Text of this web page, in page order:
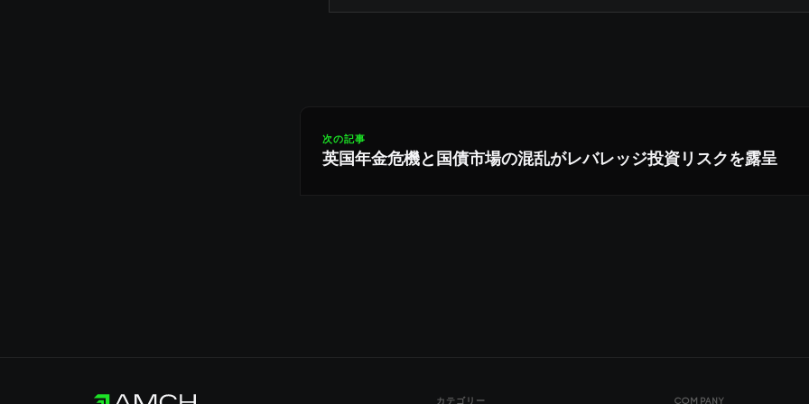
次の記事
英国年金危機と国債市場の混乱がレバレッジ投資リスクを露呈
カテゴリー COMPANY